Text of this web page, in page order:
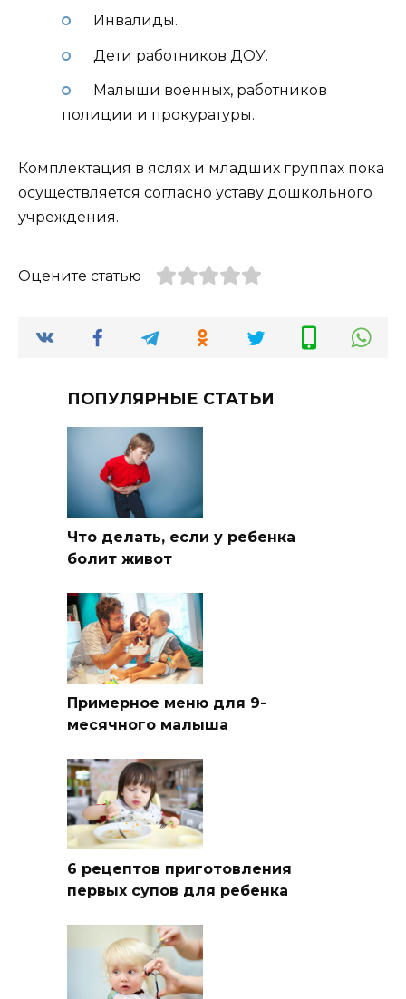
Инвалиды.
Дети работников ДОУ.
Малыши военных, работников
полиции и прокуратуры.
Комплектация в яслях и младших группах пока
осуществляется согласно уставу дошкольного
учреждения.
Оцените статью
ПОПУЛЯРНЫЕ СТАТЬИ
Что делать, если у ребенка
болит живот
Примерное меню для 9-
месячного малыша
6 рецептов приготовления
первых супов для ребенка